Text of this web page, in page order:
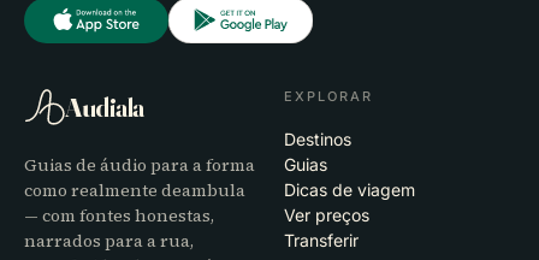
Audiala
Guias de áudio para a forma
como realmente deambula
— com fontes honestas,
narrados para a rua,
EXPLORAR
Destinos
Guias
Dicas de viagem
Ver preços
Transferir